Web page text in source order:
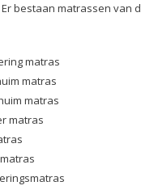
bestaan matrassen van
matras
matras
matras
matras